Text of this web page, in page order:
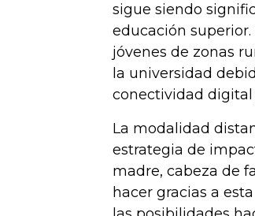
sigue siendo
educación
jóvenes de zonas
la universidad
conectividad digital
La modalidad
estrategia de
madre, cabeza de
hacer gracias a